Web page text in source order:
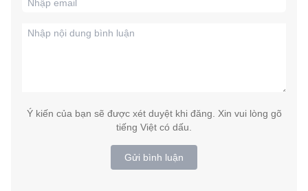
Ý kiến của bạn sẽ được xét duyệt khi đăng. Xin vui lòng gõ
tiếng Việt có dấu.
Gửi bình luận